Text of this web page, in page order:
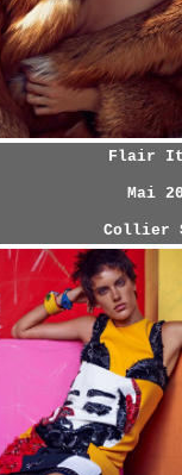
Flair
Mai
Collier